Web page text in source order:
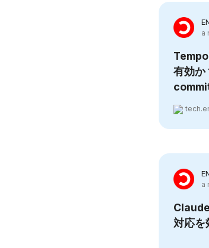
a
有効か
a
対応を